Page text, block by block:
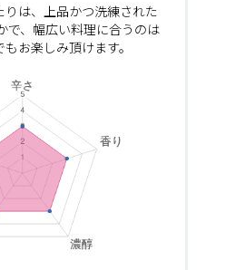
は、上品かつ洗練された
で、幅広い料理に合うのは
お楽しみ頂けます。